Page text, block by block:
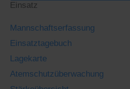
Einsatz
Mannschaftserfassung
Einsatztagebuch
Lagekarte
Atemschutzüberwachung